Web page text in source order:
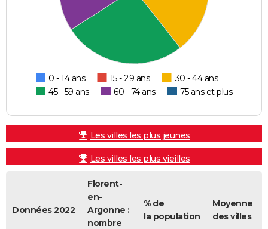
0 - 14 ans 15 - 29 ans
30 - 44 ans
45 - 59 ans
60 - 74 ans 75 ans et plus
Les villes les plus jeunes
Les villes les plus vieilles
Données 2022
Florent-
en-
Argonne :
nombre
% de
la population
Moyenne
des villes